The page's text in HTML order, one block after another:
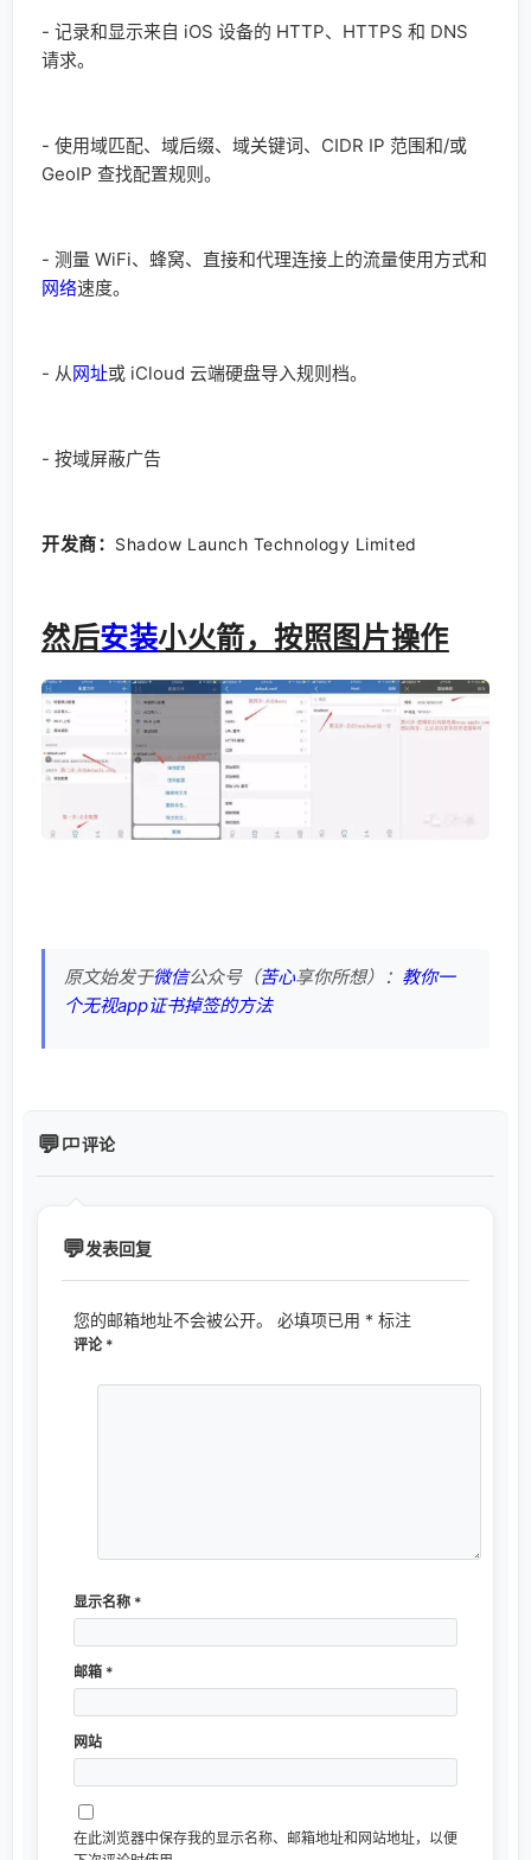
- 记录和显示来自 iOS 设备的 HTTP、HTTPS 和 DNS
请求。
- 使用域匹配、域后缀、域关键词、CIDR IP 范围和/或
GeoIP 查找配置规则。
- 测量 WiFi、蜂窝、直接和代理连接上的流量使用方式和
网络速度。
- 从网址或 iCloud 云端硬盘导入规则档。
- 按域屏蔽广告
开发商： Shadow Launch Technology Limited
然后安装小火箭，按照图片操作
原文始发于微信公众号（苦心享你所想）： 教你一
个无视app证书掉签的方法
评论
发表回复
您的邮箱地址不会被公开。 必填项已用 * 标注
评论 *
显示名称 *
邮箱 *
网站
在此浏览器中保存我的显示名称、邮箱地址和网站地址，以便